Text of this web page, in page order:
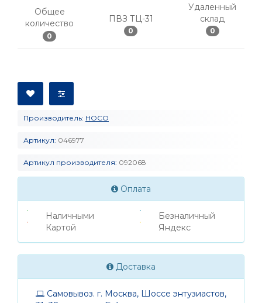
Общее
количество
0
ПВЗ ТЦ-31
0
Удаленный
склад
0
Производитель: HOCO
Артикул: 046977
Артикул производителя: 092068
Оплата
Наличными
Картой
Безналичный
Яндекс
Доставка
Самовывоз. г. Москва, Шоссе энтузиастов,